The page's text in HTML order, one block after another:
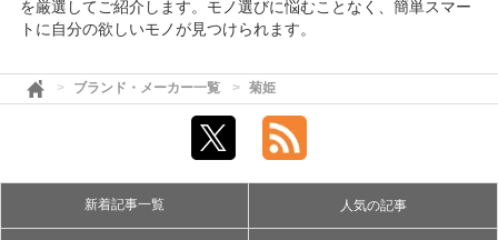
を厳選してご紹介します。モノ選びに悩むことなく、簡単スマー
トに自分の欲しいモノが見つけられます。
ブランド・メーカー一覧 菊姫
新着記事一覧 人気の記事